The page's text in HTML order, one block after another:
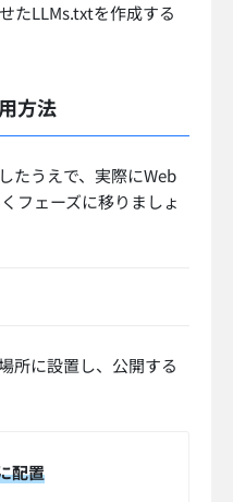
たLLMs.txtを作成する
方法
たうえで、実際にWeb
フェーズに移りましょ
所に設置し、公開する
配置